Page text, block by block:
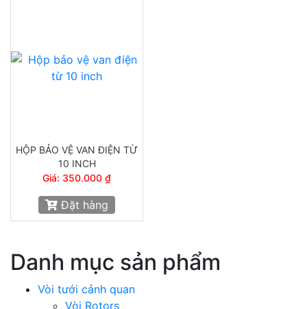
HỘP BẢO VỆ VAN ĐIỆN TỪ
10 INCH
Giá: 350.000 ₫
Đặt hàng
Danh mục sản phẩm
Vòi tưới cảnh quan
Vòi Rotors